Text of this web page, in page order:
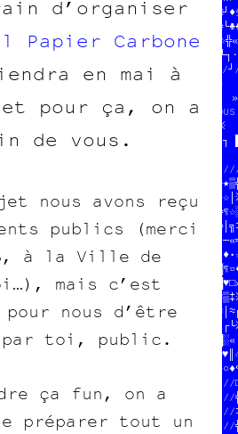
HELP                ///
///
┐/▓┐////≡////¶/¶┐☆//░//
pi§※s    ░╚¶═////////////////////░////
≡ ┘★═≡♣■/╔╝//                ░╚ · ┌»»
╬≡█┐//  JEAN-CHAT ET M•†‡IN
●/≡«//  ONT MANGÉ
EN CROQUETTES  ♠  ═
//  HELP HELP        »═  ┐
$$$      //                    ┼
ASBL  //////////////////≈/└//
// //
░/
//              //
DONNE-NOUS  //OJET          //
//age imprimée  //
////
LE PROJET         ─/≡★│○╚□█░«
e impri║ée«┐//
//        │  ▓/
ET M//////////////////////////////////
TOUS//                           /////
//  $$$  DU POGNON  $$$      /////
//  POUR COPIE CARBONE ASBL  /////
d’organiser
Papier Carbone
en mai à
pour ça, on a
de vous.
nous avons reçu
publics (merci
à la Ville de
mais c’est
nous d’être
par toi, public.
ça fun, on a
préparer tout un